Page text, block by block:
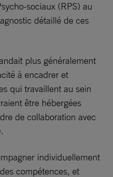
sociaux (RPS) au
détaillé de ces
plus généralement
à encadrer et
qui travaillent au sein
être hébergées
de collaboration avec
individuellement
compétences, et